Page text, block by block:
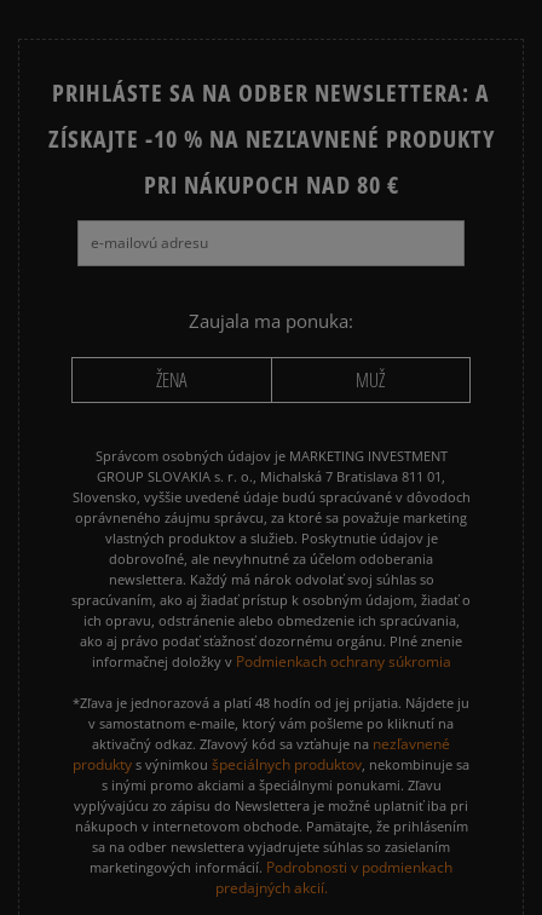
PRIHLÁSTE SA NA ODBER NEWSLETTERA: A
ZÍSKAJTE -10 % NA NEZĽAVNENÉ PRODUKTY
PRI NÁKUPOCH NAD 80 €
Zaujala ma ponuka:
ŽENA MUŽ
Správcom osobných údajov je MARKETING INVESTMENT
GROUP SLOVAKIA s. r. o., Michalská 7 Bratislava 811 01,
Slovensko, vyššie uvedené údaje budú spracúvané v dôvodoch
oprávneného záujmu správcu, za ktoré sa považuje marketing
vlastných produktov a služieb. Poskytnutie údajov je
dobrovoľné, ale nevyhnutné za účelom odoberania
newslettera. Každý má nárok odvolať svoj súhlas so
spracúvaním, ako aj žiadať prístup k osobným údajom, žiadať o
ich opravu, odstránenie alebo obmedzenie ich spracúvania,
ako aj právo podať sťažnosť dozornému orgánu. Plné znenie
informačnej doložky v Podmienkach ochrany súkromia
*Zľava je jednorazová a platí 48 hodín od jej prijatia. Nájdete ju
v samostatnom e-maile, ktorý vám pošleme po kliknutí na
aktivačný odkaz. Zľavový kód sa vzťahuje na nezľavnené
produkty s výnimkou špeciálnych produktov, nekombinuje sa
s inými promo akciami a špeciálnymi ponukami. Zľavu
vyplývajúcu zo zápisu do Newslettera je možné uplatniť iba pri
nákupoch v internetovom obchode. Pamätajte, že prihlásením
sa na odber newslettera vyjadrujete súhlas so zasielaním
marketingových informácií. Podrobnosti v podmienkach
predajných akcií.